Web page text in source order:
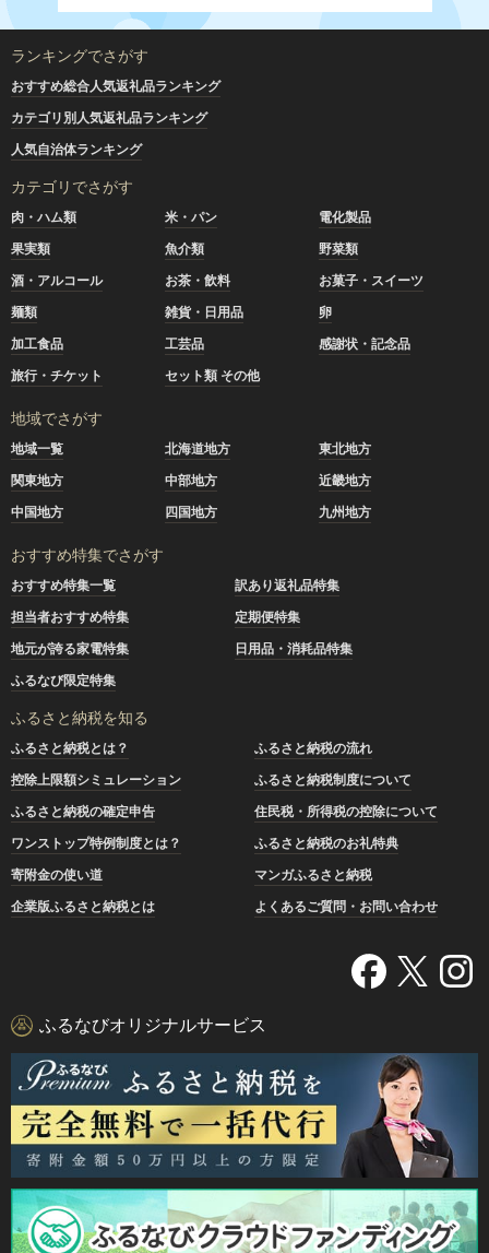
ランキングでさがす
おすすめ総合人気返礼品ランキング
カテゴリ別人気返礼品ランキング
人気自治体ランキング
カテゴリでさがす
肉・ハム類 米・パン
電化製品
果実類
魚介類
野菜類
酒・アルコール
お茶・飲料
お菓子・スイーツ
麺類
雑貨・日用品
卵
加工食品
工芸品
感謝状・記念品
旅行・チケット
セット類 その他
地域でさがす
地域一覧 北海道地方
東北地方
関東地方
中部地方
近畿地方
中国地方
四国地方 九州地方
おすすめ特集でさがす
おすすめ特集一覧
訳あり返礼品特集
担当者おすすめ特集
定期便特集
地元が誇る家電特集
日用品・消耗品特集
ふるなび限定特集
ふるさと納税を知る
ふるさと納税とは？
ふるさと納税の流れ
控除上限額シミュレーション
ふるさと納税制度について
ふるさと納税の確定申告
住民税・所得税の控除について
ワンストップ特例制度とは？
ふるさと納税のお礼特典
寄附金の使い道
マンガふるさと納税
企業版ふるさと納税とは
よくあるご質問・お問い合わせ
ふるなびオリジナルサービス